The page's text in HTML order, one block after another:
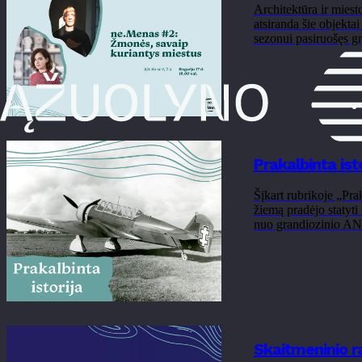
Architektūra ir
atsiranda šie
sezonui pasiruošęs
Prakalbinta
Šįkart rubrikoje
žiemą pradėjo
nuo grandiozinio
Skaitmeninio